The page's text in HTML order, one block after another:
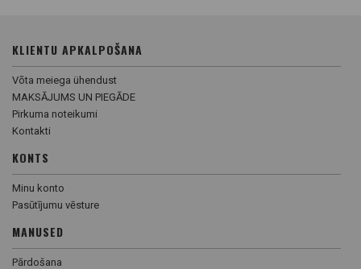
KLIENTU APKALPOŠANA
Võta meiega ühendust
MAKSĀJUMS UN PIEGĀDE
Pirkuma noteikumi
Kontakti
KONTS
Minu konto
Pasūtījumu vēsture
MANUSED
Pārdošana